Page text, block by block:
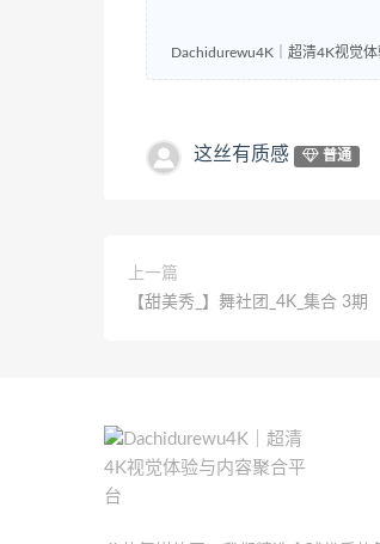
Dachidurewu4K｜超清4K视觉
这丝有质感 普通
上一篇
【甜美秀_】舞社团_4K_集合 3期